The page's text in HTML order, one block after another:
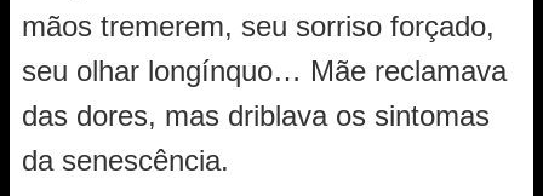
mãos tremerem, seu sorriso forçado,
seu olhar longínquo… Mãe reclamava
das dores, mas driblava os sintomas
da senescência.